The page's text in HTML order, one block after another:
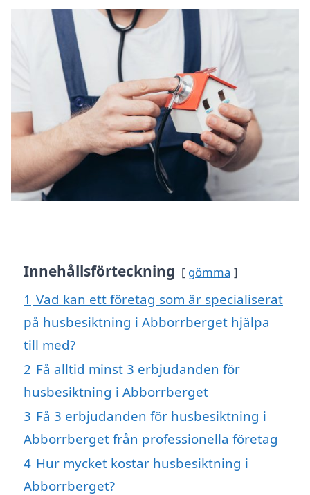
Innehållsförteckning gömma
1 Vad kan ett företag som är specialiserat
på husbesiktning i Abborrberget hjälpa
till med?
2 Få alltid minst 3 erbjudanden för
husbesiktning i Abborrberget
3 Få 3 erbjudanden för husbesiktning i
Abborrberget från professionella företag
4 Hur mycket kostar husbesiktning i
Abborrberget?